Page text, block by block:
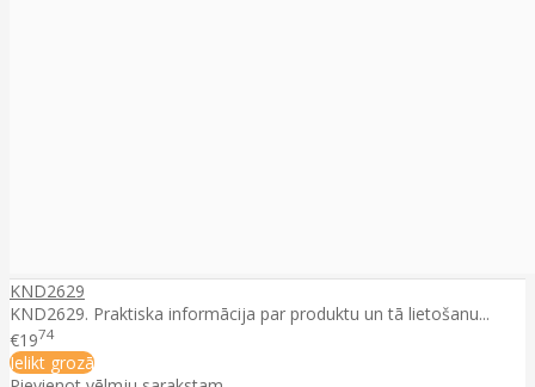
KND2629
KND2629. Praktiska informācija par produktu un tā lietošanu...
€1974
Ielikt grozā